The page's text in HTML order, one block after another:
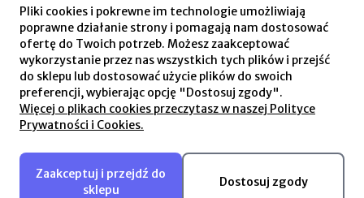
Formy płatności
Czas i koszty dostawy
Informacje
Kontakt i dane firmy
FAQ - Pytania i odpowiedzi
Ustawienia plików cookies
Regulamin
Pliki cookies i pokrewne im technologie umożliwiają
poprawne działanie strony i pomagają nam dostosować
ofertę do Twoich potrzeb. Możesz zaakceptować
wykorzystanie przez nas wszystkich tych plików i przejść
do sklepu lub dostosować użycie plików do swoich
preferencji, wybierając opcję "Dostosuj zgody".
Więcej o plikach cookies przeczytasz w naszej Polityce
Prywatności i Cookies.
Zaakceptuj i przejdź do
sklepu
Dostosuj zgody